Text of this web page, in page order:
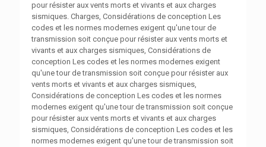
pour résister aux vents morts et vivants et aux charges
sismiques. Charges, Considérations de conception Les
codes et les normes modernes exigent qu'une tour de
transmission soit conçue pour résister aux vents morts et
vivants et aux charges sismiques, Considérations de
conception Les codes et les normes modernes exigent
qu'une tour de transmission soit conçue pour résister aux
vents morts et vivants et aux charges sismiques,
Considérations de conception Les codes et les normes
modernes exigent qu'une tour de transmission soit conçue
pour résister aux vents morts et vivants et aux charges
sismiques, Considérations de conception Les codes et les
normes modernes exigent qu'une tour de transmission soit